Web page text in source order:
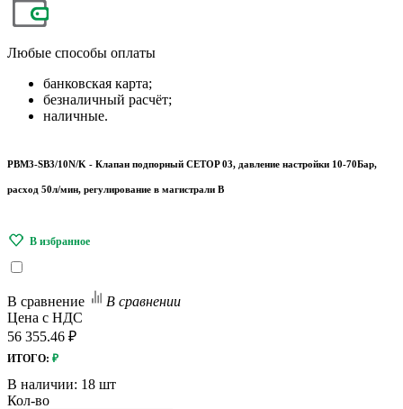
Любые способы оплаты
банковская карта;
безналичный расчёт;
наличные.
PBM3-SB3/10N/K - Клапан подпорный CETOP 03, давление настройки 10-70Бар,
расход 50л/мин, регулирование в магистрали B
В сравнение
В сравнении
Цена с НДС
56 355.46 ₽
ИТОГО: ₽
В наличии: 18 шт
Кол-во